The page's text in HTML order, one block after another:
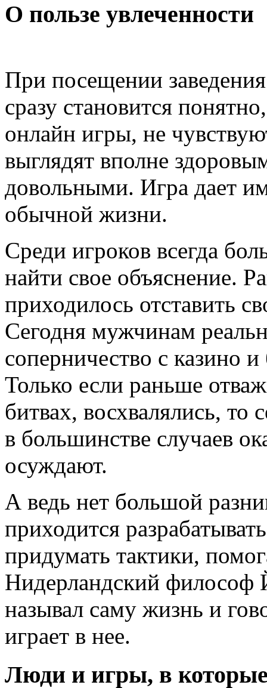
О пользе увлеченности
При посещении
сразу становится
онлайн игры, не
выглядят вполне
довольными. Игра дает
обычной жизни.
Среди игроков всегда
найти свое объяснение.
приходилось отставить
Сегодня мужчинам
соперничество с казино
Только если раньше
битвах, восхвалялись, то
в большинстве случаев
осуждают.
А ведь нет большой
приходится
придумать тактики,
Нидерландский философ
называл саму жизнь и
играет в нее.
Люди и игры, в